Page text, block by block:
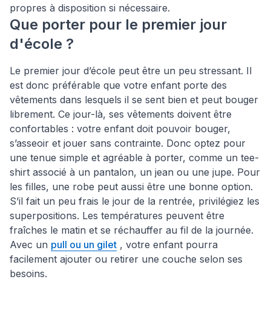
propres à disposition si nécessaire.
Que porter pour le premier jour
d'école ?
Le premier jour d’école peut être un peu stressant. Il
est donc préférable que votre enfant porte des
vêtements dans lesquels il se sent bien et peut bouger
librement. Ce jour-là, ses vêtements doivent être
confortables : votre enfant doit pouvoir bouger,
s’asseoir et jouer sans contrainte. Donc optez pour
une tenue simple et agréable à porter, comme un tee-
shirt associé à un pantalon, un jean ou une jupe. Pour
les filles, une robe peut aussi être une bonne option.
S’il fait un peu frais le jour de la rentrée, privilégiez les
superpositions. Les températures peuvent être
fraîches le matin et se réchauffer au fil de la journée.
Avec un pull ou un gilet , votre enfant pourra
facilement ajouter ou retirer une couche selon ses
besoins.